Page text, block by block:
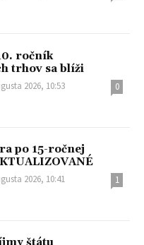
ročník
trhov sa blíži
2026, 10:53 0
po 15-ročnej
2026, 10:41 1